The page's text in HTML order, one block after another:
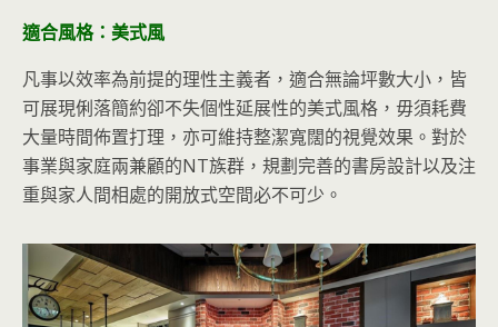
適合風格：美式風
凡事以效率為前提的理性主義者，適合無論坪數大小，皆
可展現俐落簡約卻不失個性延展性的美式風格，毋須耗費
大量時間佈置打理，亦可維持整潔寬闊的視覺效果。對於
事業與家庭兩兼顧的NT族群，規劃完善的書房設計以及注
重與家人間相處的開放式空間必不可少。